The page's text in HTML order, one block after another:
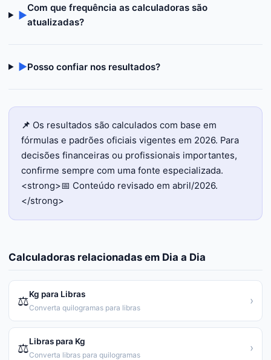
▶
Com que frequência as calculadoras são
atualizadas?
▶Posso confiar nos resultados?
📌 Os resultados são calculados com base em
fórmulas e padrões oficiais vigentes em 2026. Para
decisões financeiras ou profissionais importantes,
confirme sempre com uma fonte especializada.
<strong>📅 Conteúdo revisado em abril/2026.
</strong>
Calculadoras relacionadas em Dia a Dia
⚖️Kg para Libras
Converta quilogramas para libras
›
⚖️Libras para Kg
Converta libras para quilogramas
›